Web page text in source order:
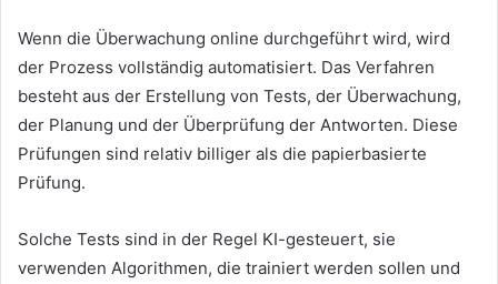
Wenn die Überwachung online durchgeführt wird, wird
der Prozess vollständig automatisiert. Das Verfahren
besteht aus der Erstellung von Tests, der Überwachung,
der Planung und der Überprüfung der Antworten. Diese
Prüfungen sind relativ billiger als die papierbasierte
Prüfung.
Solche Tests sind in der Regel KI-gesteuert, sie
verwenden Algorithmen, die trainiert werden sollen und